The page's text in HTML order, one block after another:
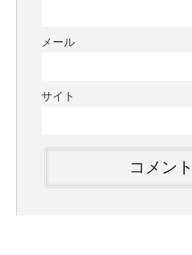
メール
サイト